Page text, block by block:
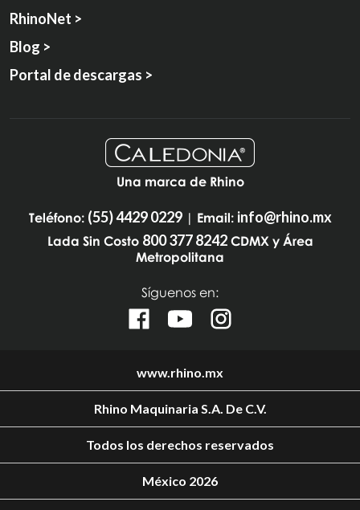
RhinoNet >
Blog >
Portal de descargas >
Una marca de Rhino
Teléfono: (55) 4429 0229| Email: info@rhino.mx
Lada Sin Costo 800 377 8242CDMX y Área
Metropolitana
Síguenos en:
www.rhino.mx
Rhino Maquinaria S.A. De C.V.
Todos los derechos reservados
México 2026